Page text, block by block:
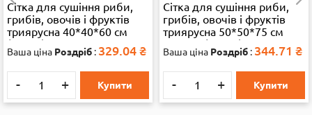
Сітка для сушіння риби,
грибів, овочів і фруктів
триярусна 50*50*75 см
велика (35892)
Ваша ціна Роздріб : 344.71 ₴
- + Купити
Водяний автомат 868 2
кольори, кул., 15-34,5-4
см. 38315
Ваша ціна Роздріб : 403.45 ₴
- + Купити